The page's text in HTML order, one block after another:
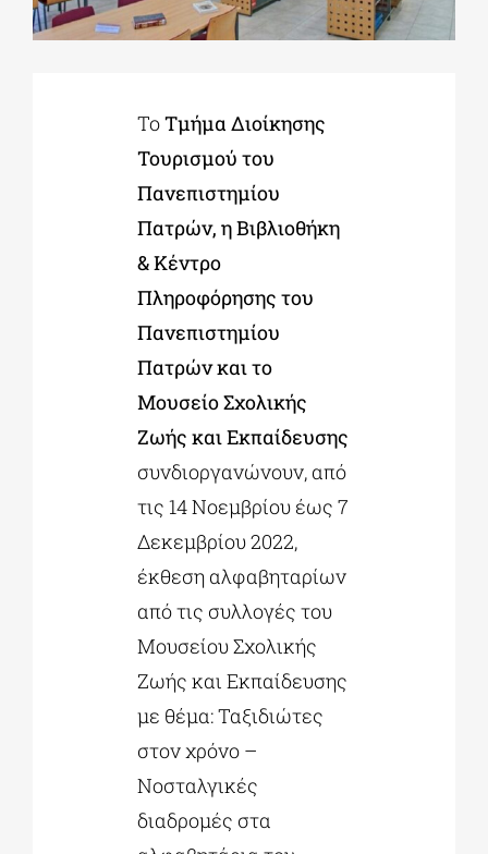
ΕΚΠΑΙΔΕΥΤΙΚΑ ΙΔΡΥΜΑΤΑ
ΤοΤμήμα Διοίκησης
Τουρισμού του
Πανεπιστημίου
Πατρών, η Βιβλιοθήκη
& Κέντρο
Πληροφόρησης του
Πανεπιστημίου
Πατρών και το
Μουσείο Σχολικής
Ζωής και Εκπαίδευσης
συνδιοργανώνουν, από
τις 14 Νοεμβρίου έως 7
Δεκεμβρίου 2022,
έκθεση αλφαβηταρίων
από τις συλλογές του
Μουσείου Σχολικής
Ζωής και Εκπαίδευσης
με θέμα: Ταξιδιώτες
στον χρόνο –
Νοσταλγικές
διαδρομές στα